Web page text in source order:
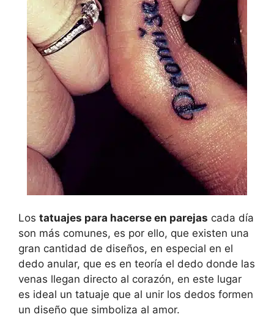
Los tatuajes para hacerse en parejas cada día
son más comunes, es por ello, que existen una
gran cantidad de diseños, en especial en el
dedo anular, que es en teoría el dedo donde las
venas llegan directo al corazón, en este lugar
es ideal un tatuaje que al unir los dedos formen
un diseño que simboliza al amor.